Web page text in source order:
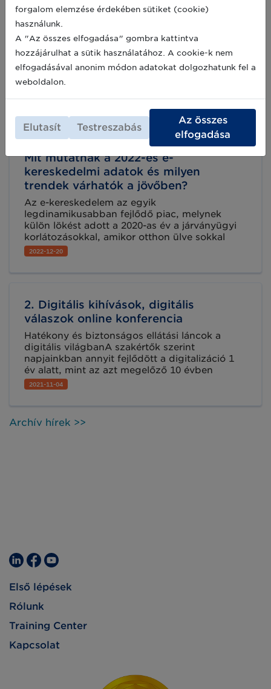
Interaktív bemutató a GS1 BRIDGE
2025 konferencián: Innovations in
Supply Chain
A modern vállalkozások egyik legnagyobb
kihívása az ellátási lánc hatékony és
költségtakarékos működtetése. Az egyre
hogy a cégek gyorsan és rugalmasan
alkalmazkodjanak az új technológiákhoz,
miközben optimalizálják folyamataikat. Éppen
ezért a GS1 Magyarország 2025-ös GS1
BRIDGE konferenciájának egyik kiemelt
eseménye az Innovations in Supply Chain
bemutató, amely gyakorlati szemléletben
mutatja be, hogyan alakítható át és
fejleszthető egy vállalat ellátási lánca a
legmodernebb megoldások segítségével.
Mit mutatnak a 2022-es e-
kereskedelmi adatok és milyen
trendek várhatók a jövőben?
Az e-kereskedelem az egyik
legdinamikusabban fejlődő piac, melynek
külön lökést adott a 2020-as év a járványügyi
korlátozásokkal, amikor otthon ülve sokkal
többen próbálták ki az internetes vásárlást,
mint egyébként. Jelenleg a covidot követő
kereskedéssel kapcsolatban, egyben
áttekintjük azt is, milyen trendekre érdemes
felkészülni a jövő vonatkozásában.
2022-12-20
2. Digitális kihívások, digitális
válaszok online konferencia
Hatékony és biztonságos ellátási láncok a
digitális világbanA szakértők szerint
napjainkban annyit fejlődött a digitalizáció 1
év alatt, mint az azt megelőző 10 évben
együttesen. A digitalizáció jelenlegi és új útjait
mutatjuk be a GS1 Magyarország által
digitális válaszok online konferencia
keretében, különböző iparágakban. Tartson
2021-11-04
Archív hírek >>
Első lépések
Rólunk
Training Center
Kapcsolat
forgalom elemzése érdekében sütiket (cookie)
használunk.
A "Az összes elfogadása" gombra kattintva
hozzájárulhat a sütik használatához. A cookie-k nem
elfogadásával anonim módon adatokat dolgozhatunk fel a
weboldalon.
Elutasít Testreszabás
Az összes
elfogadása